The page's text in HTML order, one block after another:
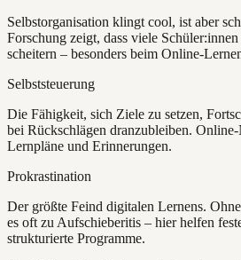
Selbstorganisation klingt cool, ist aber
Forschung zeigt, dass viele
scheitern – besonders beim Online-
Selbststeuerung
Die Fähigkeit, sich Ziele zu setzen,
bei Rückschlägen dranzubleiben.
Lernpläne und Erinnerungen.
Prokrastination
Der größte Feind digitalen Lernens.
es oft zu Aufschieberitis – hier helfen
strukturierte Programme.